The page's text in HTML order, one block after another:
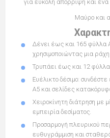
για εύκολη απόρριψη και
Μαύρο και
Δένει έως και 165
χρησιμοποιώντας μια
Τρυπάει έως και 12
Ευέλικτο δέσιμο:
A5 και σελίδες
Χειροκίνητη διάτρηση με
εμπειρία δεσίματος.
Προσαρμογή πλευρικού
ευθυγράμμιση και